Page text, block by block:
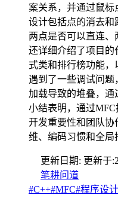
案关系，并通过鼠标
设计包括点的消去和
两点是否可以直连
还详细介绍了项目的
式类和排行榜功能，
遇到了一些调试问题
加载导致的堆叠，通
小结表明，通过
开发重要性和团队协
维、编码习惯和全局
更新日期: 更新于:
笔耕问道
#C++#MFC#程序设